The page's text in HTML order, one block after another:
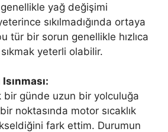
yağ değişimi
sıkılmadığında ortaya
tür bir sorun genellikle hızlıca
yeterli olabilir.
bir günde uzun bir yolculuğa
bir noktasında motor sıcaklık
fark ettim. Durumun